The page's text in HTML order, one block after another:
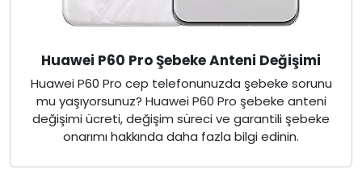
Huawei P60 Pro Şebeke Anteni Değişimi
Huawei P60 Pro cep telefonunuzda şebeke sorunu
mu yaşıyorsunuz? Huawei P60 Pro şebeke anteni
değişimi ücreti, değişim süreci ve garantili şebeke
onarımı hakkında daha fazla bilgi edinin.